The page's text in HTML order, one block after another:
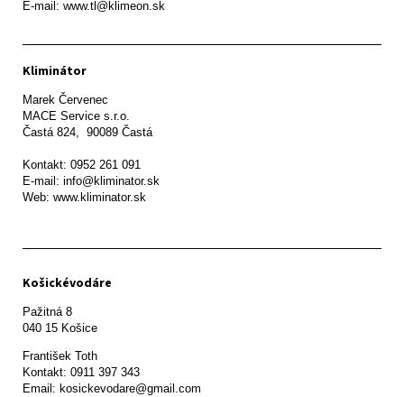
E-mail: www.tl@klimeon.sk
Kliminátor
Marek Červenec
MACE Service s.r.o.
Častá 824,  90089 Častá
Kontakt: 0952 261 091
E-mail: info@kliminator.sk
Web: www.kliminator.sk
Košickévodáre
Pažitná 8
František Toth
Kontakt: 0911 397 343
Email: kosickevodare@gmail.com